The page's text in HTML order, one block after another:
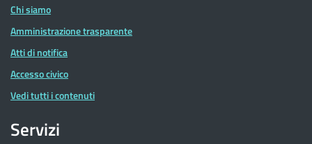
Chi siamo
Amministrazione trasparente
Atti di notifica
Accesso civico
Vedi tutti i contenuti
Servizi